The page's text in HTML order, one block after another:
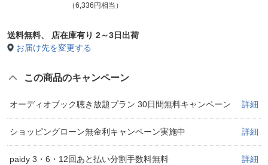
（6,336円相当）
送料無料、
店在庫有り 2～3日出荷
お届け先を変更する
この商品のキャンペーン
オーディオブック聴き放題プラン 30日間無料キャンペーン 詳細
ショッピングローン無金利キャンペーン実施中 詳細
paidy 3・6・12回あと払い分割手数料無料 詳細